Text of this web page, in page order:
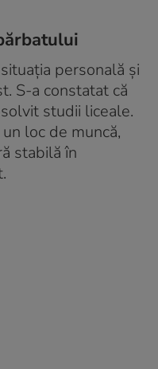
personală și
S-a constatat că
studii liceale.
loc de muncă,
stabilă în